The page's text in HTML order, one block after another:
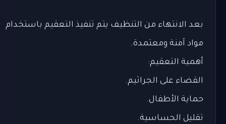
بعد الانتهاء من التنظيف يتم تنفيذ التعقيم باستخدام
مواد آمنة ومعتمدة.
أهمية التعقيم:
القضاء على الجراثيم.
حماية الأطفال.
تقليل الحساسية.